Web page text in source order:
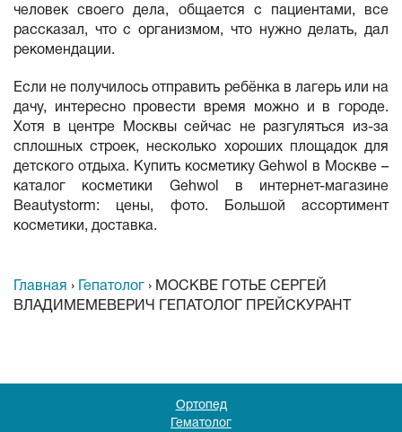
человек своего дела, общается с пациентами, все
рассказал, что с организмом, что нужно делать, дал
рекомендации.
Если не получилось отправить ребёнка в лагерь или на
дачу, интересно провести время можно и в городе.
Хотя в центре Москвы сейчас не разгуляться из-за
сплошных строек, несколько хороших площадок для
детского отдыха. Купить косметику Gehwol в Москве –
каталог косметики Gehwol в интернет-магазине
Beautystorm: цены, фото. Большой ассортимент
косметики, доставка.
Главная › Гепатолог › МОСКВЕ ГОТЬЕ СЕРГЕЙ
ВЛАДИМЕМЕВЕРИЧ ГЕПАТОЛОГ ПРЕЙСКУРАНТ
Ортопед
Гематолог